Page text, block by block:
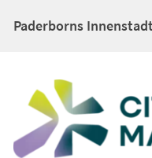
Paderborns